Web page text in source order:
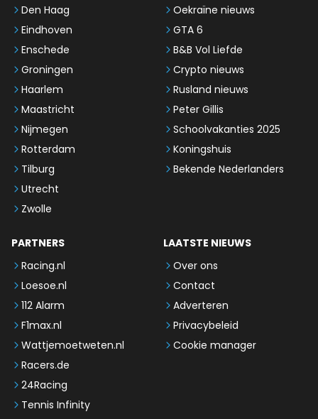
Den Haag
Eindhoven
Enschede
Groningen
Haarlem
Maastricht
Nijmegen
Rotterdam
Tilburg
Utrecht
Zwolle
Oekraïne nieuws
GTA 6
B&B Vol Liefde
Crypto nieuws
Rusland nieuws
Peter Gillis
Schoolvakanties 2025
Koningshuis
Bekende Nederlanders
PARTNERS
Racing.nl
Loesoe.nl
112 Alarm
F1max.nl
Wattjemoetweten.nl
Racers.de
24Racing
Tennis Infinity
LAATSTE NIEUWS
Over ons
Contact
Adverteren
Privacybeleid
Cookie manager